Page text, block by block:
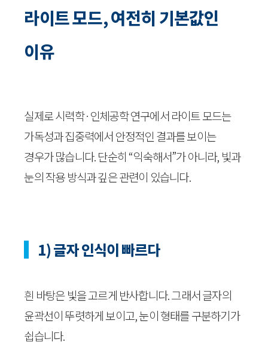
라이트 모드, 여전히 기본값인
이유
실제로 시력학·인체공학 연구에서 라이트 모드는
가독성과 집중력에서 안정적인 결과를 보이는
경우가 많습니다. 단순히 “익숙해서”가 아니라, 빛과
눈의 작용 방식과 깊은 관련이 있습니다.
1) 글자 인식이 빠르다
흰 바탕은 빛을 고르게 반사합니다. 그래서 글자의
윤곽선이 뚜렷하게 보이고, 눈이 형태를 구분하기가
쉽습니다.